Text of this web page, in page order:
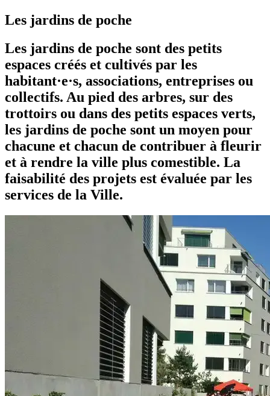
Les jardins de poche
Les jardins de poche sont des petits
espaces créés et cultivés par les
habitant·e·s, associations, entreprises ou
collectifs. Au pied des arbres, sur des
trottoirs ou dans des petits espaces verts,
les jardins de poche sont un moyen pour
chacune et chacun de contribuer à fleurir
et à rendre la ville plus comestible. La
faisabilité des projets est évaluée par les
services de la Ville.